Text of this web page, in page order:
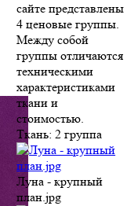
Луна - крупный
план.jpg
Луна 08.jpg
Луна 10.jpg
Луна 15.jpg
Луна 17.jpg
Луна 20.jpg